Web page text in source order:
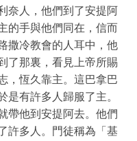
奈人，他們到了安提阿
的手與他們同在，信而
撒冷教會的人耳中，他
了那裏，看見上帝所賜
，恆久靠主。這巴拿巴
是有許多人歸服了主。
帶他到安提阿去。他們
許多人。門徒稱為「基